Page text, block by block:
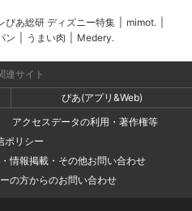
ぴあ総研 ディズニー特集 mimot.
ン うまい肉 Medery.
連サイト
ぴあ(アプリ&Web)
アクセスデータの利用・著作権等
ポリシー
情報掲載・その他お問い合わせ
の方からのお問い合わせ